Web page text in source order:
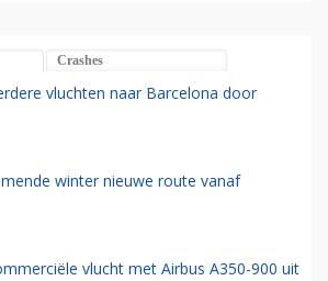
Crashes
vluchten naar Barcelona door
winter nieuwe route vanaf
vlucht met Airbus A350-900 uit